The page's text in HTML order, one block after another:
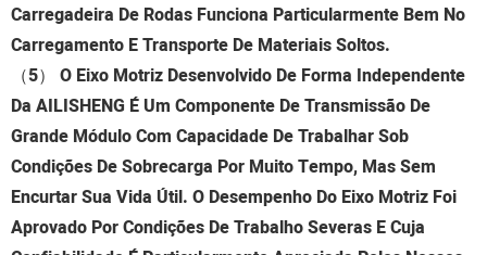
Carregadeira De Rodas Funciona Particularmente Bem No
Carregamento E Transporte De Materiais Soltos.
（5） O Eixo Motriz Desenvolvido De Forma Independente
Da AILISHENG É Um Componente De Transmissão De
Grande Módulo Com Capacidade De Trabalhar Sob
Condições De Sobrecarga Por Muito Tempo, Mas Sem
Encurtar Sua Vida Útil. O Desempenho Do Eixo Motriz Foi
Aprovado Por Condições De Trabalho Severas E Cuja